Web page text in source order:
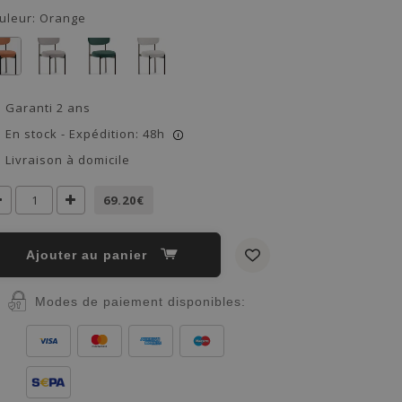
Orange
Garanti 2 ans
En stock - Expédition: 48h
i
Livraison à domicile
69.20€
Ajouter au panier
Modes de paiement disponibles: